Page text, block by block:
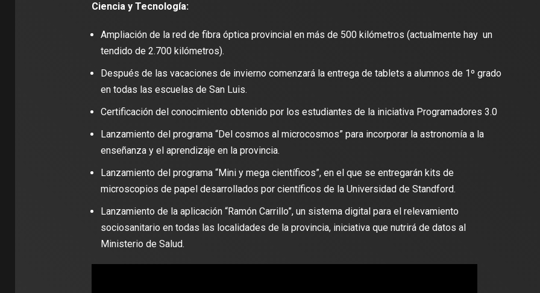
Ciencia y Tecnología:
Ampliación de la red de fibra óptica provincial en más de 500 kilómetros (actualmente hay un
tendido de 2.700 kilómetros).
Después de las vacaciones de invierno comenzará la entrega de tablets a alumnos de 1º grado
en todas las escuelas de San Luis.
Certificación del conocimiento obtenido por los estudiantes de la iniciativa Programadores 3.0
Lanzamiento del programa “Del cosmos al microcosmos” para incorporar la astronomía a la
enseñanza y el aprendizaje en la provincia.
Lanzamiento del programa “Mini y mega científicos”, en el que se entregarán kits de
microscopios de papel desarrollados por científicos de la Universidad de Standford.
Lanzamiento de la aplicación “Ramón Carrillo”, un sistema digital para el relevamiento
sociosanitario en todas las localidades de la provincia, iniciativa que nutrirá de datos al
Ministerio de Salud.